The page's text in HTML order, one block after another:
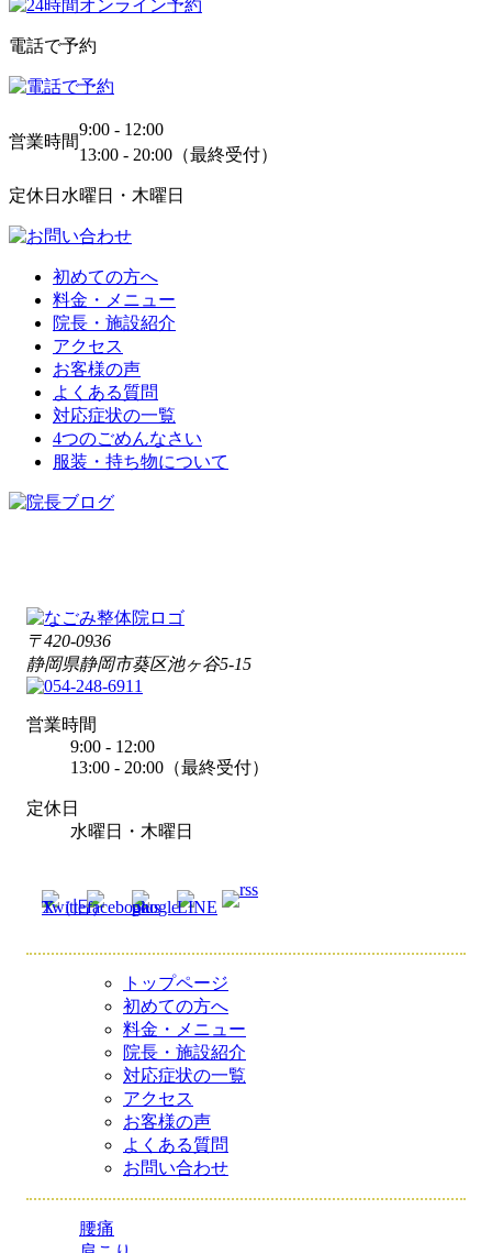
電話で予約
営業時間
9:00 - 12:00
13:00 - 20:00（最終受付）
定休日 水曜日・木曜日
初めての方へ
料金・メニュー
院長・施設紹介
アクセス
お客様の声
よくある質問
対応症状の一覧
4つのごめんなさい
服装・持ち物について
〒420-0936
静岡県静岡市葵区池ヶ谷5-15
営業時間
9:00 - 12:00
13:00 - 20:00（最終受付）
定休日
水曜日・木曜日
トップページ
初めての方へ
料金・メニュー
院長・施設紹介
対応症状の一覧
アクセス
お客様の声
よくある質問
お問い合わせ
腰痛